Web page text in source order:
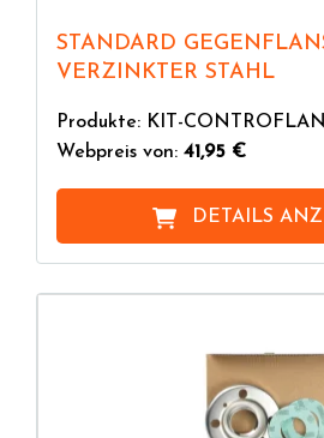
STANDARD GEGENFLANSCH KIT
VERZINKTER STAHL
Produkte: KIT-
Webpreis von: 41,95 €
DETAILS